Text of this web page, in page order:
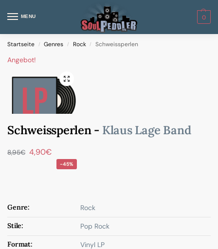
MENU 0
Startseite / Genres / Rock / Schweissperlen
Angebot!
Schweissperlen - Klaus Lage Band
8,95€ 4,90€
-45%
Genre: Rock
Stile: Pop Rock
Format: Vinyl LP